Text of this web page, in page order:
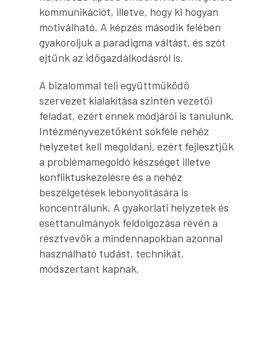
kommunikációt, illetve, hogy ki hogyan
motiválható. A képzés második felében
gyakoroljuk a paradigma váltást, és szót
ejtünk az időgazdálkodásról is.
A bizalommal teli együttműködő
szervezet kialakítása szintén vezetői
feladat, ezért ennek módjáról is tanulunk.
Intézményvezetőként sokféle nehéz
helyzetet kell megoldani, ezért fejlesztjük
a problémamegoldó készséget illetve
konfliktuskezelésre és a nehéz
beszélgetések lebonyolítására is
koncentrálunk. A gyakorlati helyzetek és
esettanulmányok feldolgozása révén a
résztvevők a mindennapokban azonnal
használható tudást, technikát,
módszertant kapnak.